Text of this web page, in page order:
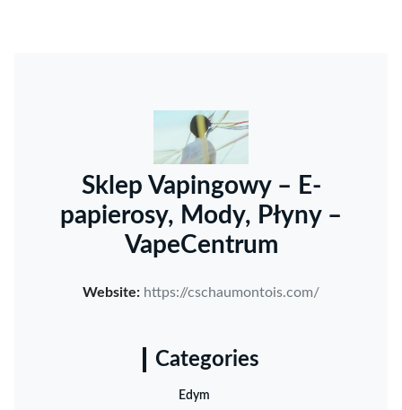
Sklep Vapingowy – E-
papierosy, Mody, Płyny –
VapeCentrum
Website: https://cschaumontois.com/
Categories
Edym